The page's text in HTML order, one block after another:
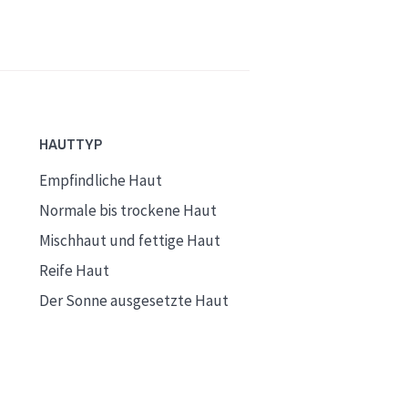
HAUTTYP
Empfindliche Haut
Normale bis trockene Haut
Mischhaut und fettige Haut
Reife Haut
Der Sonne ausgesetzte Haut